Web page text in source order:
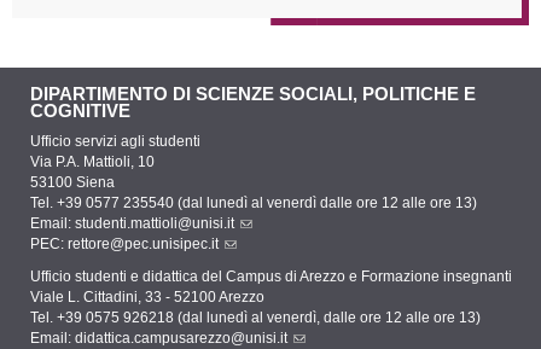
DIPARTIMENTO DI SCIENZE SOCIALI, POLITICHE E
COGNITIVE
Ufficio servizi agli studenti
Via P.A. Mattioli, 10
53100 Siena
Tel. +39 0577 235540 (dal lunedì al venerdì dalle ore 12 alle ore 13)
Email: studenti.mattioli@unisi.it
PEC: rettore@pec.unisipec.it
Ufficio studenti e didattica del Campus di Arezzo e Formazione insegnanti
Viale L. Cittadini, 33 - 52100 Arezzo
Tel. +39 0575 926218 (dal lunedì al venerdì, dalle ore 12 alle ore 13)
Email: didattica.campusarezzo@unisi.it